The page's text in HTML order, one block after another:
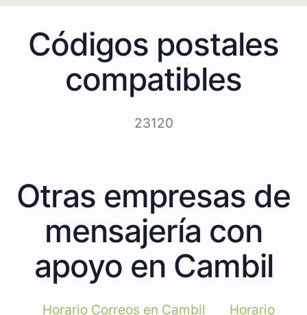
Códigos postales
compatibles
23120
Otras empresas de
mensajería con
apoyo en Cambil
Horario Correos en Cambil Horario